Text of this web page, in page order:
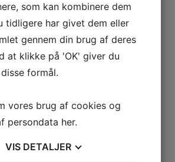
Partner
som kan kombinere dem
tidligere har givet dem eller
gennem din brug af deres
at klikke på 'OK' giver du
formål.
vores brug af cookies og
persondata her.
VIS DETALJER